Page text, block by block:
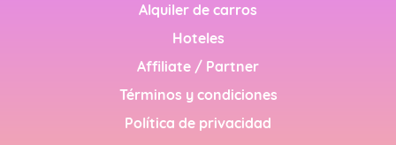
Alquiler de carros
Hoteles
Affiliate / Partner
Términos y condiciones
Política de privacidad